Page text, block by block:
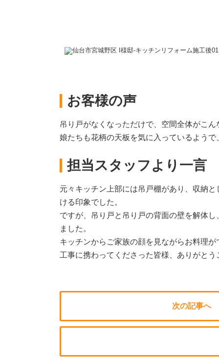
お客様の声
吊り戸がなくなっただけで、空間全体がこ
娘たちも花柄の天板を気に入っているよう
担当スタッフより一言
元々キッチン上部には吊戸棚があり、収納
ける印象でした。
ですが、吊り戸と吊り戸の背面の壁を解体
ました。
キッチンからご家族の顔を見ながらお料理
工事に携わってくださった皆様、ありがとう
次の記事へ